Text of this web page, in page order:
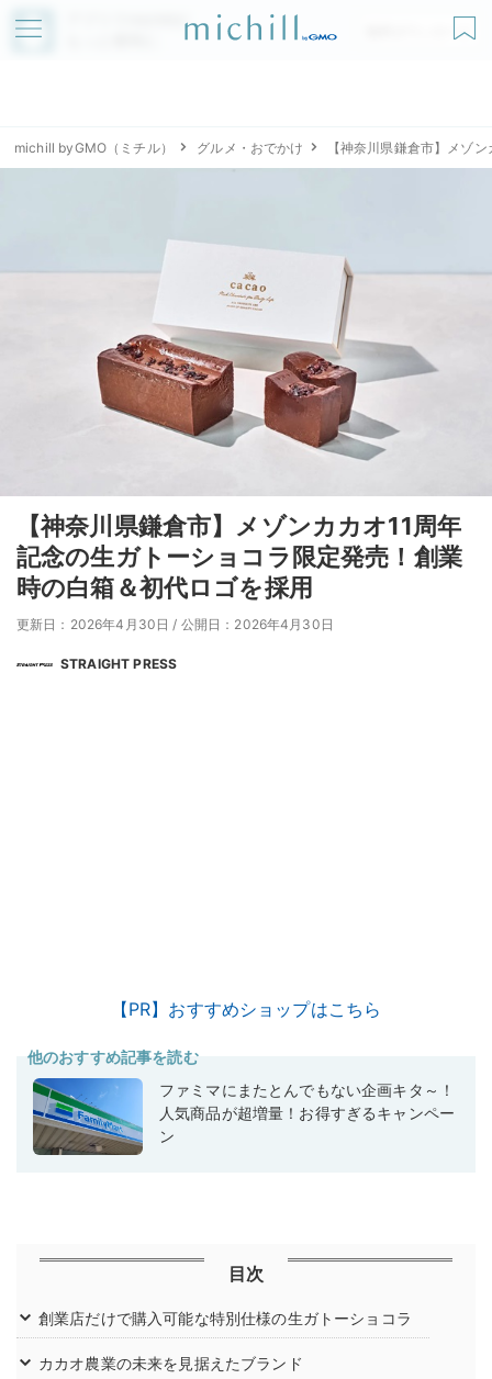
アプリでmichillが
無料ダウンロード
michill byGMO（ミチル） グルメ・おでかけ 【神奈川県鎌倉市】メゾ
【神奈川県鎌倉市】メゾンカカオ11周年
記念の生ガトーショコラ限定発売！創業
時の白箱＆初代ロゴを採用
更新日：2026年4月30日 / 公開日：2026年4月30日
STRAIGHT PRESS
【PR】おすすめショップはこちら
他のおすすめ記事を読む
ファミマにまたとんでもない企画キタ～！
人気商品が超増量！お得すぎるキャンペー
ン
目次
創業店だけで購入可能な特別仕様の生ガトーショコラ
カカオ農業の未来を見据えたブランド